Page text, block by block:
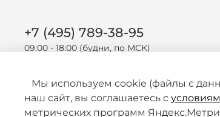
+7 (495) 789-38-95
09:00 - 18:00 (будни, по МСК)
Мы используем cookie (файлы с
наш сайт, вы соглашаетесь с
метрических программ